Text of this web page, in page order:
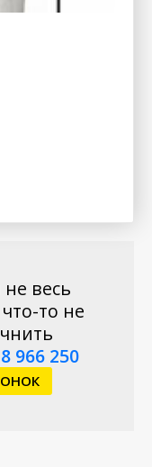
весь
то не
8 966 250